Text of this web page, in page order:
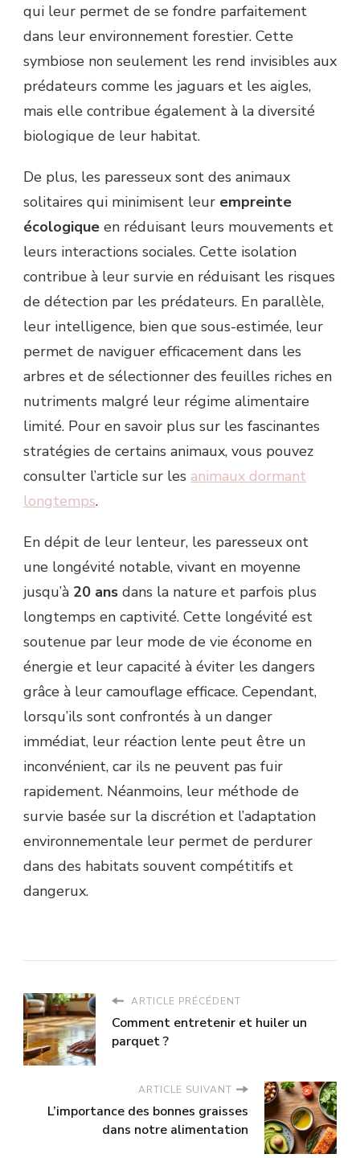
qui leur permet de se fondre parfaitement
dans leur environnement forestier. Cette
symbiose non seulement les rend invisibles aux
prédateurs comme les jaguars et les aigles,
mais elle contribue également à la diversité
biologique de leur habitat.
De plus, les paresseux sont des animaux
solitaires qui minimisent leur empreinte
écologique en réduisant leurs mouvements et
leurs interactions sociales. Cette isolation
contribue à leur survie en réduisant les risques
de détection par les prédateurs. En parallèle,
leur intelligence, bien que sous-estimée, leur
permet de naviguer efficacement dans les
arbres et de sélectionner des feuilles riches en
nutriments malgré leur régime alimentaire
limité. Pour en savoir plus sur les fascinantes
stratégies de certains animaux, vous pouvez
consulter l’article sur les animaux dormant
longtemps.
En dépit de leur lenteur, les paresseux ont
une longévité notable, vivant en moyenne
jusqu’à 20 ans dans la nature et parfois plus
longtemps en captivité. Cette longévité est
soutenue par leur mode de vie économe en
énergie et leur capacité à éviter les dangers
grâce à leur camouflage efficace. Cependant,
lorsqu’ils sont confrontés à un danger
immédiat, leur réaction lente peut être un
inconvénient, car ils ne peuvent pas fuir
rapidement. Néanmoins, leur méthode de
survie basée sur la discrétion et l’adaptation
environnementale leur permet de perdurer
dans des habitats souvent compétitifs et
dangerux.
ARTICLE PRÉCÉDENT
Comment entretenir et huiler un
parquet ?
ARTICLE SUIVANT
L’importance des bonnes graisses
dans notre alimentation